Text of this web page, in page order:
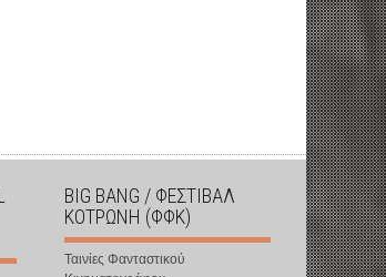
BIG BANG / ΦΕΣΤΙΒΑΛ
ΚΟΤΡΩΝΗ (ΦΦΚ)
Ταινίες Φανταστικού